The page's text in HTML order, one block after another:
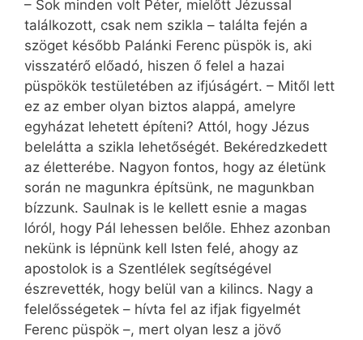
– Sok minden volt Péter, mielőtt Jézussal
találkozott, csak nem szikla – találta fején a
szöget később Palánki Ferenc püspök is, aki
visszatérő előadó, hiszen ő felel a hazai
püspökök testületében az ifjúságért. – Mitől lett
ez az ember olyan biztos alappá, amelyre
egyházat lehetett építeni? Attól, hogy Jézus
belelátta a szikla lehetőségét. Bekéredzkedett
az életterébe. Nagyon fontos, hogy az életünk
során ne magunkra építsünk, ne magunkban
bízzunk. Saulnak is le kellett esnie a magas
lóról, hogy Pál lehessen belőle. Ehhez azonban
nekünk is lépnünk kell Isten felé, ahogy az
apostolok is a Szentlélek segítségével
észrevették, hogy belül van a kilincs. Nagy a
felelősségetek – hívta fel az ifjak figyelmét
Ferenc püspök –, mert olyan lesz a jövő